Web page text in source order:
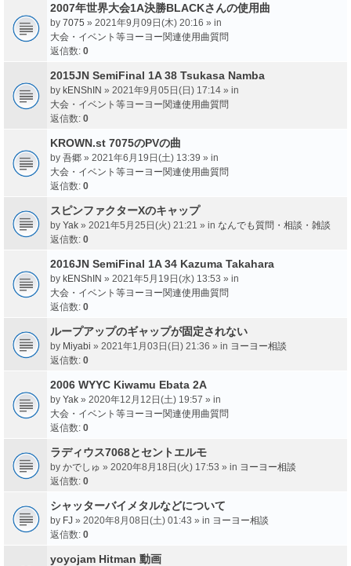
2007年世界大会1A決勝BLACKさんの使用曲
by 7075 » 2021年9月09日(木) 20:16 » in
大会・イベント等ヨーヨー関連使用曲質問
返信数: 0
2015JN SemiFinal 1A 38 Tsukasa Namba
by kENShIN » 2021年9月05日(日) 17:14 » in
大会・イベント等ヨーヨー関連使用曲質問
返信数: 0
KROWN.st 7075のPVの曲
by 吾郷 » 2021年6月19日(土) 13:39 » in
大会・イベント等ヨーヨー関連使用曲質問
返信数: 0
スピンファクターXのキャップ
by Yak » 2021年5月25日(火) 21:21 » in なんでも質問・相談・雑談
返信数: 0
2016JN SemiFinal 1A 34 Kazuma Takahara
by kENShIN » 2021年5月19日(水) 13:53 » in
大会・イベント等ヨーヨー関連使用曲質問
返信数: 0
ループアップのギャップが固定されない
by Miyabi » 2021年1月03日(日) 21:36 » in ヨーヨー相談
返信数: 0
2006 WYYC Kiwamu Ebata 2A
by Yak » 2020年12月12日(土) 19:57 » in
大会・イベント等ヨーヨー関連使用曲質問
返信数: 0
ラディウス7068とセントエルモ
by かでしゅ » 2020年8月18日(火) 17:53 » in ヨーヨー相談
返信数: 0
シャッターバイメタルなどについて
by FJ » 2020年8月08日(土) 01:43 » in ヨーヨー相談
返信数: 0
yoyojam Hitman 動画